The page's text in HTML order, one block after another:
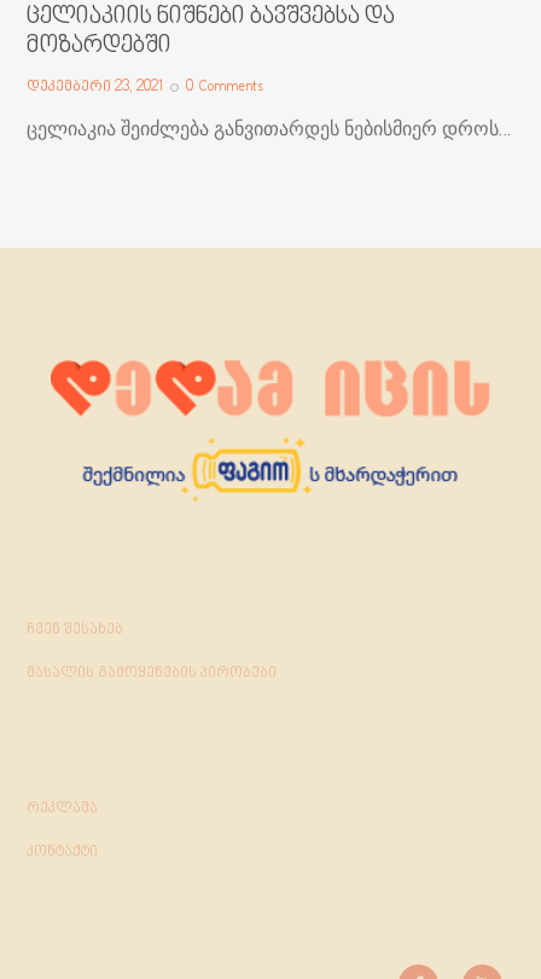
ცელიაკიის ნიშნები ბავშვებსა და
მოზარდებში
დეკემბერი 23, 2021 0 Comments
ცელიაკია შეიძლება განვითარდეს ნებისმიერ დროს…
ჩვენ შესახებ
მასალის გამოყენების პირობები
რეკლამა
კონტაქტი